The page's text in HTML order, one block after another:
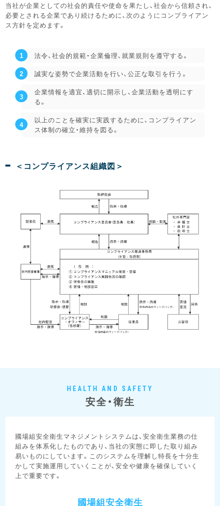
当社が企業としての社会的責任や使命を果たし、社会から信頼され、
必要とされる企業であり続けるために、次のようにコンプライアン
ス方針を定めます。
法令、社会的規範・企業倫理、就業規則を遵守する。
誠実な姿勢で企業活動を行い、公正な取引を行う。
企業情報を適宜、適切に開示し、企業活動を透明にす
る。
以上のことを確実に実践するために、コンプライアン
ス体制の確立・維持を図る。
＜コンプライアンス組織図＞
HEALTH AND SAFETY
安全・衛生
國場組安全衛生マネジメントシステムは、安全衛生業務の仕
組みを体系化したものであり、当社の実態に即した取り組み
易いものにしています。このシステムを理解し特長を十分生
かして実施運用していくことが、安全や健康を確保していく
上で重要です。
國場組安全衛生